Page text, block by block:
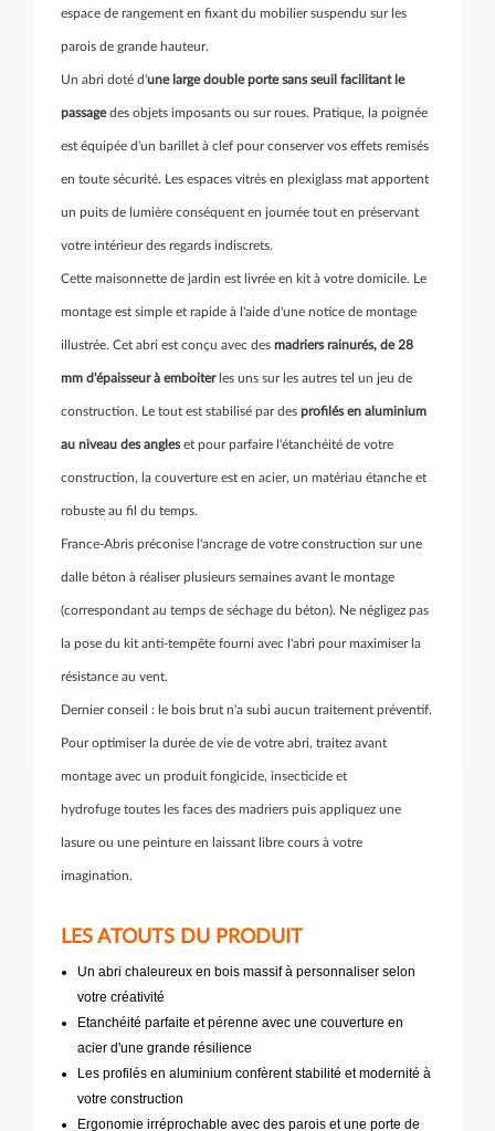
espace de rangement en fixant du mobilier suspendu sur les
parois de grande hauteur.
Un abri doté d'une large double porte sans seuil facilitant le
passagedes objets imposants ou sur roues. Pratique, la poignée
est équipée d'un barillet à clef pour conserver vos effets remisés
en toute sécurité. Les espaces vitrés en plexiglass mat apportent
un puits de lumière conséquent en journée tout en préservant
votre intérieur des regards indiscrets.
Cette maisonnette de jardin est livrée en kit à votre domicile. Le
montage est simple et rapide à l'aide d'une notice de montage
illustrée. Cet abri est conçu avec des madriers rainurés, de 28
mm d'épaisseur à emboiter les uns sur les autres tel un jeu de
construction. Le tout est stabilisé par des profilés en aluminium
au niveau des angleset pour parfaire l'étanchéité de votre
construction, la couverture est en acier, un matériau étanche et
robuste au fil du temps.
France-Abris préconise l'ancrage de votre construction sur une
dalle béton à réaliser plusieurs semaines avant le montage
(correspondant au temps de séchage du béton). Ne négligez pas
la pose du kit anti-tempête fourni avec l'abri pour maximiser la
résistance au vent.
Dernier conseil : le bois brut n'a subi aucun traitement préventif.
Pour optimiser la durée de vie de votre abri, traitez avant
montage avec un produit fongicide, insecticide et
hydrofuge toutes les faces des madriers puis appliquez une
lasure ou une peinture en laissant libre cours à votre
imagination.
LES ATOUTS DU PRODUIT
Un abri chaleureux en bois massif à personnaliser selon
votre créativité
Etanchéité parfaite et pérenne avec une couverture en
acier d'une grande résilience
Les profilés en aluminium confèrent stabilité et modernité à
votre construction
Ergonomie irréprochable avec des parois et une porte de